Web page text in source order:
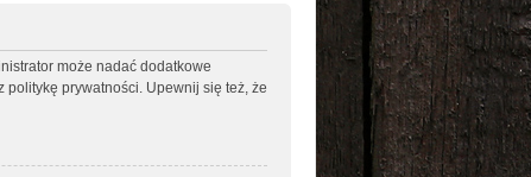
może nadać dodatkowe
prywatności. Upewnij się też, że